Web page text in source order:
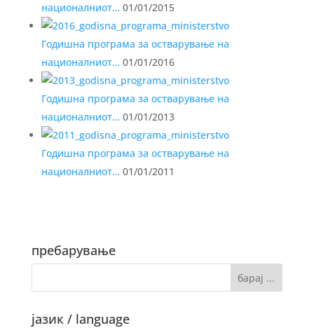
националниот… 01/01/2015
Годишна програма за остварување на
националниот… 01/01/2016
Годишна програма за остварување на
националниот… 01/01/2013
Годишна програма за остварување на
националниот… 01/01/2011
пребарување
јазик / language